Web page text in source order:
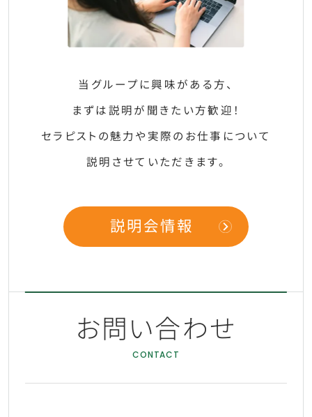
当グループに興味がある方、
まずは説明が聞きたい方歓迎！
セラピストの魅力や実際のお仕事について
説明させていただきます。
説明会情報
お問い合わせ
CONTACT